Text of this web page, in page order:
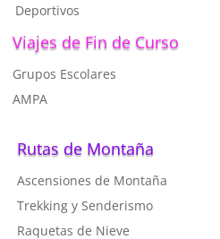
Deportivos
Viajes de Fin de Curso
Grupos Escolares
AMPA
Rutas de Montaña
Ascensiones de Montaña
Trekking y Senderismo
Raquetas de Nieve